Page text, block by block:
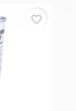
favorite_border